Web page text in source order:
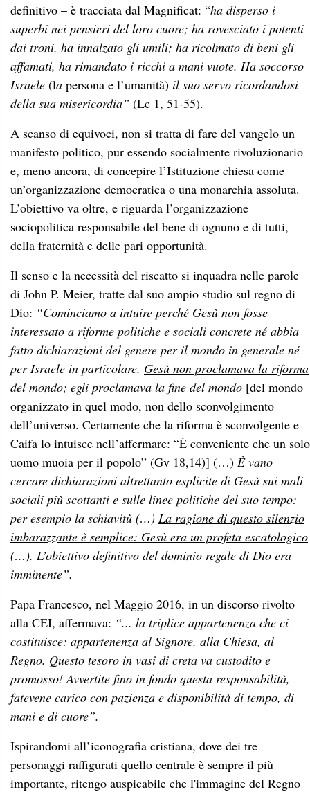
definitivo – è tracciata dal Magnificat: “ha disperso i
superbi nei pensieri del loro cuore; ha rovesciato i potenti
dai troni, ha innalzato gli umili; ha ricolmato di beni gli
affamati, ha rimandato i ricchi a mani vuote. Ha soccorso
Israele (la persona e l’umanità) il suo servo ricordandosi
della sua misericordia” (Lc 1, 51-55).
A scanso di equivoci, non si tratta di fare del vangelo un
manifesto politico, pur essendo socialmente rivoluzionario
e, meno ancora, di concepire l’Istituzione chiesa come
un’organizzazione democratica o una monarchia assoluta.
L’obiettivo va oltre, e riguarda l’organizzazione
sociopolitica responsabile del bene di ognuno e di tutti,
della fraternità e delle pari opportunità.
Il senso e la necessità del riscatto si inquadra nelle parole
di John P. Meier, tratte dal suo ampio studio sul regno di
Dio: “Cominciamo a intuire perché Gesù non fosse
interessato a riforme politiche e sociali concrete né abbia
fatto dichiarazioni del genere per il mondo in generale né
per Israele in particolare. Gesù non proclamava la riforma
del mondo; egli proclamava la fine del mondo [del mondo
organizzato in quel modo, non dello sconvolgimento
dell’universo. Certamente che la riforma è sconvolgente e
Caifa lo intuisce nell’affermare: “È conveniente che un solo
uomo muoia per il popolo” (Gv 18,14)] (…) È vano
cercare dichiarazioni altrettanto esplicite di Gesù sui mali
sociali più scottanti e sulle linee politiche del suo tempo:
per esempio la schiavitù (…) La ragione di questo silenzio
imbarazzante è semplice: Gesù era un profeta escatologico
(…). L’obiettivo definitivo del dominio regale di Dio era
imminente”.
Papa Francesco, nel Maggio 2016, in un discorso rivolto
alla CEI, affermava: “... la triplice appartenenza che ci
costituisce: appartenenza al Signore, alla Chiesa, al
Regno. Questo tesoro in vasi di creta va custodito e
promosso! Avvertite fino in fondo questa responsabilità,
fatevene carico con pazienza e disponibilità di tempo, di
mani e di cuore”.
Ispirandomi all’iconografia cristiana, dove dei tre
personaggi raffigurati quello centrale è sempre il più
importante, ritengo auspicabile che l'immagine del Regno